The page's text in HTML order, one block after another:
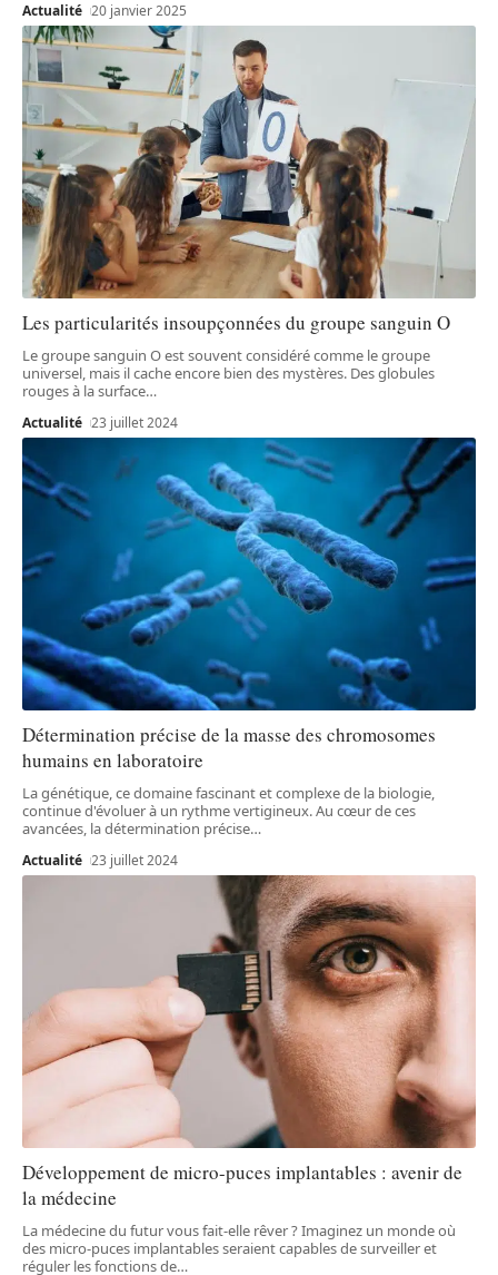
Actualité 20 janvier 2025
Les particularités insoupçonnées du groupe sanguin O
Le groupe sanguin O est souvent considéré comme le groupe
universel, mais il cache encore bien des mystères. Des globules
rouges à la surface…
Actualité 23 juillet 2024
Détermination précise de la masse des chromosomes
humains en laboratoire
La génétique, ce domaine fascinant et complexe de la biologie,
continue d'évoluer à un rythme vertigineux. Au cœur de ces
avancées, la détermination précise…
Actualité 23 juillet 2024
Développement de micro-puces implantables : avenir de
la médecine
La médecine du futur vous fait-elle rêver ? Imaginez un monde où
des micro-puces implantables seraient capables de surveiller et
réguler les fonctions de…